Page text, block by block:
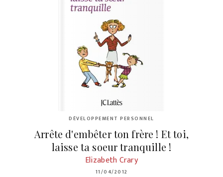
DÉVELOPPEMENT PERSONNEL
Arrête d'embêter ton frère ! Et toi,
laisse ta soeur tranquille !
Elizabeth Crary
11/04/2012